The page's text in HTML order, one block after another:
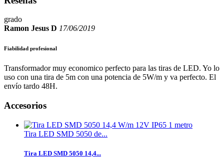
grado
Ramon Jesus D 17/06/2019
Fiabilidad profesional
Transformador muy economico perfecto para las tiras de LED. Yo lo
uso con una tira de 5m con una potencia de 5W/m y va perfecto. El
envío tardo 48H.
Accesorios
Tira LED SMD 5050 de...
Tira LED SMD 5050 14,4...